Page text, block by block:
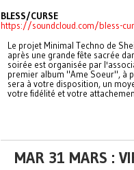
BLESS/CURSE
https://soundcloud.com/bless-
Le projet Minimal Techno de
après une grande fête sacrée
soirée est organisée par
premier album "Ame Soeur", à
sera à votre disposition, un
votre fidélité et votre
MAR 31 MARS :